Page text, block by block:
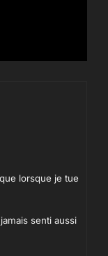
lorsque je tue
senti aussi